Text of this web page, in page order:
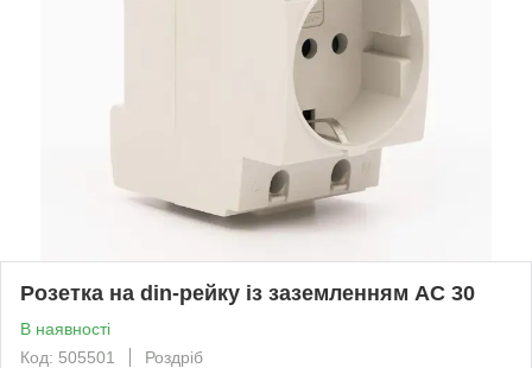
Розетка на din-рейку із заземленням АС 30
В наявності
Код: 505501
Роздріб